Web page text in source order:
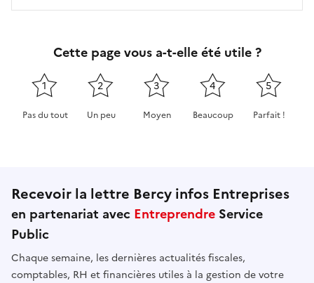
Cette page vous a-t-elle été utile ?
1
Pas du tout
2
Un peu
3
Moyen
4
Beaucoup
5
Parfait !
Recevoir la lettre Bercy infos Entreprises
en partenariat avec Entreprendre Service
Public
Chaque semaine, les dernières actualités fiscales,
comptables, RH et financières utiles à la gestion de votre